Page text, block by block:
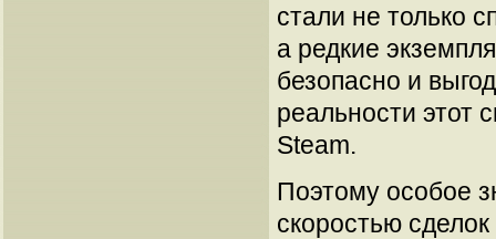
стали не только
а редкие
безопасно и
реальности этот
Steam.
Поэтому особое
скоростью